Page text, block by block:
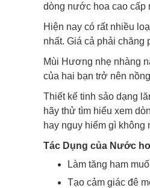
dòng nước hoa cao cấp
Hiện nay có rất nhiều
nhất. Giá cả phải
Mùi Hương nhẹ nhàng
của hai bạn trở nên
Thiết kế tinh sảo dạng
hãy thử tìm hiểu xem
hay nguy hiểm gì không
Tác Dụng của Nước
Làm tăng ham
Tạo cảm giác đê